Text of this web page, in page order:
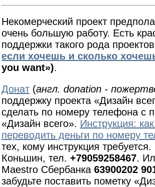
Некомерческий проект
очень большую работу. Есть
поддержки такого рода
если хочешь и сколько
you want»).
Донат (англ. donation -
поддержку проекта «Дизайн
сделать по номеру телефона с
«Дизайн всего». Инструкция:
переводить деньги по номеру
тех, кому инструкция
Коньшин, тел. +79059258467.
Maestro Сбербанка 63900202
забудьте поставить пометку